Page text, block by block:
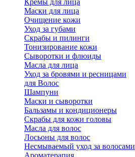
Кремы для лица
Маски для лица
Очищение кожи
Уход за губами
Скрабы и пилинги
Тонизирование кожи
Сыворотки и флюиды
Масла для лица
Уход за бровями и ресницами
для Волос
Шампуни
Маски и сыворотки
Бальзамы и кондиционеры
Скрабы для кожи головы
Масла для волос
Лосьоны для волос
Несмываемый уход за волосами
Ароматерапия